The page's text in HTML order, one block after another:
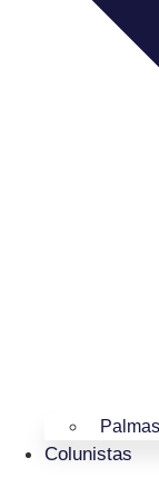
Palmas
Colunistas